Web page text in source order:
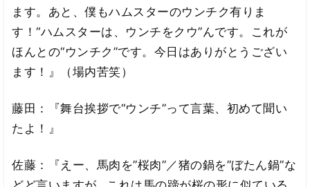
ます。あと、僕もハムスターのウンチク有りま
す！“ハムスターは、ウンチをクウ”んです。これが
ほんとの“ウンチク”です。今日はありがとうござい
ます！』（場内苦笑）
藤田：『舞台挨拶で“ウンチ”って言葉、初めて聞い
たよ！』
佐藤：『えー、馬肉を”桜肉”／猪の鍋を”ぼたん鍋”な